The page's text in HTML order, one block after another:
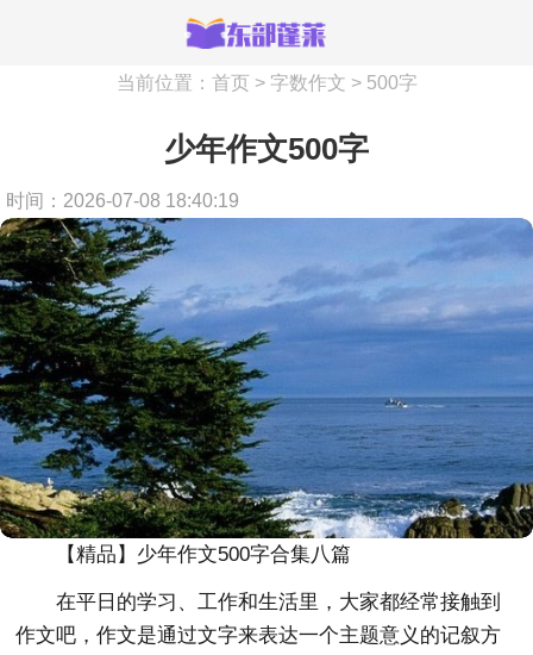
当前位置： 首页 > 字数作文 > 500字
少年作文500字
时间：2026-07-08 18:40:19
【精品】少年作文500字合集八篇
在平日的学习、工作和生活里，大家都经常接触到
作文吧，作文是通过文字来表达一个主题意义的记叙方